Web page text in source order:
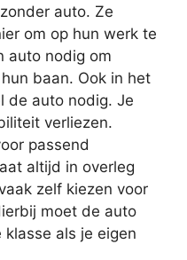
auto. Ze
om op hun werk te
auto nodig om
baan. Ook in het
de auto nodig. Je
verliezen.
passend
altijd in overleg
zelf kiezen voor
moet de auto
als je eigen